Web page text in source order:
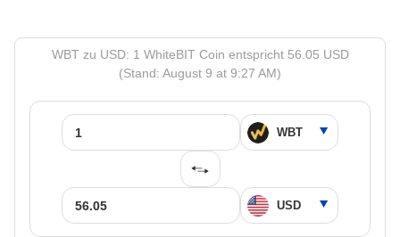
WBT zu USD: 1 WhiteBIT Coin entspricht 56.05 USD
(Stand: August 9 at 9:27 AM)